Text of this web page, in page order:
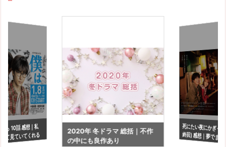
ら 10話 感想｜私
て見ていてくれる
2020年 冬ドラマ 総括｜不作
の中にも良作あり
死にたい夜にかぎっ
終回) 感想｜夢でま
ら